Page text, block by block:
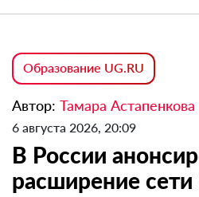
Образование UG.RU
Автор: Тамара Астапенкова
6 августа 2026, 20:09
В России
расширение